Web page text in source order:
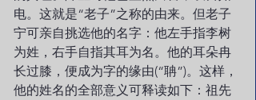
电。这就是“老子”之称的由来。但老子
宁可亲自挑选他的名字：他左手指李树
为姓，右手自指其耳为名。他的耳朵冉
长过膝，便成为字的缘由(“聃”)。这样，
他的姓名的全部意义可释读如下：祖先